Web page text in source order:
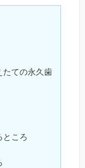
たての永久歯
ところ